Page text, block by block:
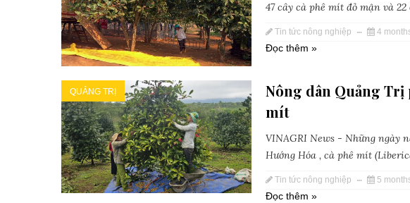
47 cây cà phê mít đỏ mận và
Tin tức nông nghiệp 4
Đọc thêm »
QUẢNG TRỊ
Nông dân Quảng Trị
mít
VINAGRI News - Những ngày
Hướng Hóa , cà phê mít
Tin tức nông nghiệp 5
Đọc thêm »